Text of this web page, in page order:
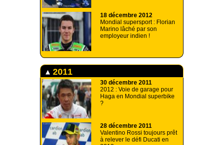
18 décembre 2012
Mondial supersport : Florian
Marino lâché par son
employeur indien !
2011
30 décembre 2011
2012 : Voie de garage pour
Haga en Mondial superbike
?
28 décembre 2011
Valentino Rossi toujours prêt
à relever le défi Ducati en